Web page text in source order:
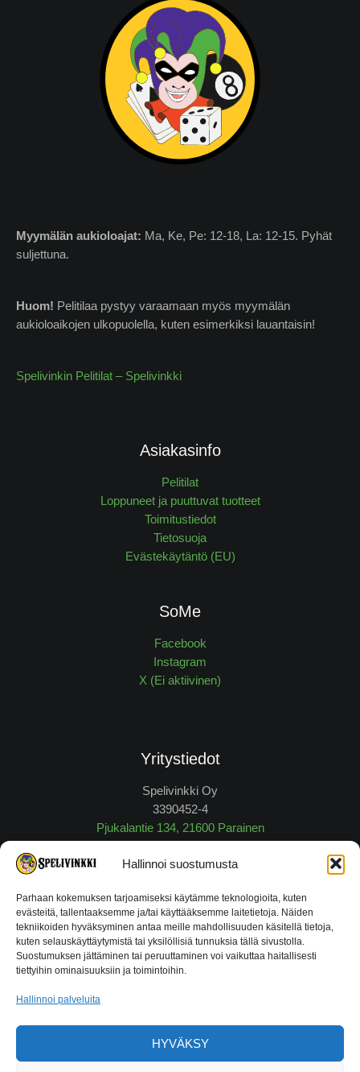
Hallinnoi suostumusta
Parhaan kokemuksen tarjoamiseksi käytämme teknologioita, kuten
evästeitä, tallentaaksemme ja/tai käyttääksemme laitetietoja. Näiden
tekniikoiden hyväksyminen antaa meille mahdollisuuden käsitellä tietoja,
kuten selauskäyttäytymistä tai yksilöllisiä tunnuksia tällä sivustolla.
Suostumuksen jättäminen tai peruuttaminen voi vaikuttaa haitallisesti
tiettyihin ominaisuuksiin ja toimintoihin.
Hallinnoi palveluita
HYVÄKSY
Myymälän aukioloajat: Ma, Ke, Pe: 12-18, La: 12-15. Pyhät
suljettuna.
Huom! Pelitilaa pystyy varaamaan myös myymälän
aukioloaikojen ulkopuolella, kuten esimerkiksi lauantaisin!
Spelivinkin Pelitilat – Spelivinkki
Asiakasinfo
Pelitilat
Loppuneet ja puuttuvat tuotteet
Toimitustiedot
Tietosuoja
Evästekäytäntö (EU)
SoMe
Facebook
Instagram
X (Ei aktiivinen)
Yritystiedot
Spelivinkki Oy
3390452-4
Pjukalantie 134, 21600 Parainen
Vaihto- ja Palautusoikeus
Kaikilla myyntikelpoisilla tuotteilla alkuperäispakkauksissaan